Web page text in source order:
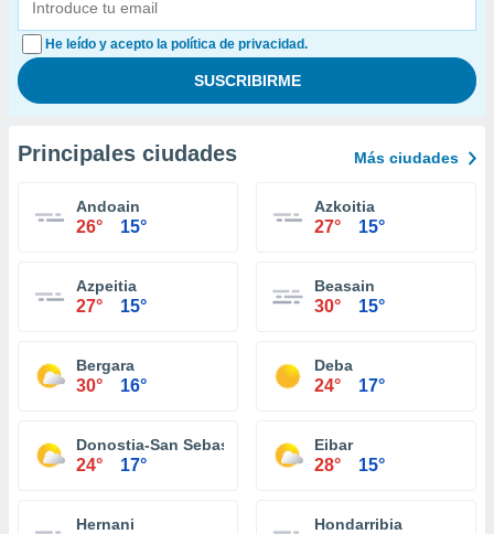
He leído y acepto la política de privacidad.
Principales ciudades Más ciudades
Andoain
26° 15°
Azkoitia
27° 15°
Azpeitia
27° 15°
Beasain
30° 15°
Bergara
30° 16°
Deba
24° 17°
Donostia-San Sebastián
24° 17°
Eibar
28° 15°
Hernani Hondarribia